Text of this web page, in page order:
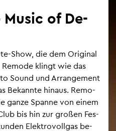
Music of De­
Show, die dem Ori­gi­nal
Re­mo­de klingt wie das
Sound und Ar­ran­ge­ment
Be­kann­te hin­aus. Re­mo­
ganze Span­ne von einem
bis hin zur gro­ßen Fes­
Elek­tro­voll­gas be­